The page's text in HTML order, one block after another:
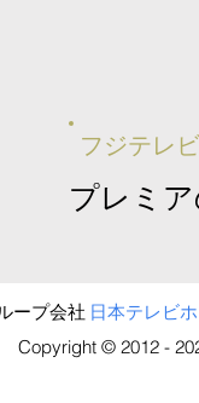
​フジテレビ
プレミ
ープ会社 日本テレビ
Copyright © 2012 -